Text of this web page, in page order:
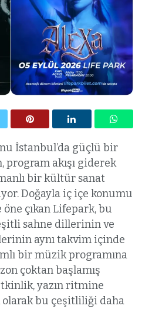
İstanbul’da güçlü bir
program akışı giderek
bir kültür sanat
Doğayla iç içe konumu
öne çıkan Lifepark, bu
sahne dillerinin ve
aynı takvim içinde
bir müzik programına
çoktan başlamış
yazın ritmine
olarak bu çeşitliliği daha